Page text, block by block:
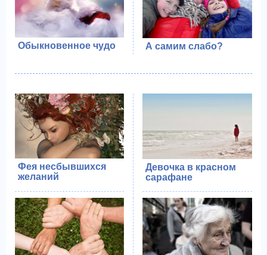
Обыкновенное чудо А самим слабо?
Фея несбывшихся
желаний
Девочка в красном
сарафане